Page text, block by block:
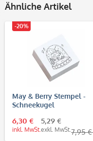
Ähnliche Artikel
-20%
May & Berry Stempel -
Schneekugel
6,30 €
inkl. MwSt.
5,29 €
exkl. MwSt. 7,95